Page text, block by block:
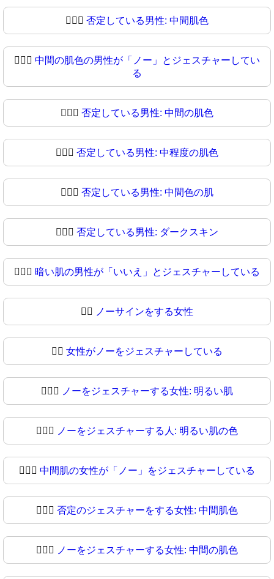
🙆🏼‍♂ 否定している男性: 中間肌色
🙆🏽‍♂️ 中間の肌色の男性が「ノー」とジェスチャーしてい
る
🙆🏽‍♂ 否定している男性: 中間の肌色
🙆🏾‍♂️ 否定している男性: 中程度の肌色
🙆🏾‍♂ 否定している男性: 中間色の肌
🙆🏿‍♂️ 否定している男性: ダークスキン
🙆🏿‍♂ 暗い肌の男性が「いいえ」とジェスチャーしている
🙆‍♀️ ノーサインをする女性
🙆‍♀ 女性がノーをジェスチャーしている
🙆🏻‍♀️ ノーをジェスチャーする女性: 明るい肌
🙆🏻‍♀ ノーをジェスチャーする人: 明るい肌の色
🙆🏼‍♀️ 中間肌の女性が「ノー」をジェスチャーしている
🙆🏼‍♀ 否定のジェスチャーをする女性: 中間肌色
🙆🏽‍♀️ ノーをジェスチャーする女性: 中間の肌色